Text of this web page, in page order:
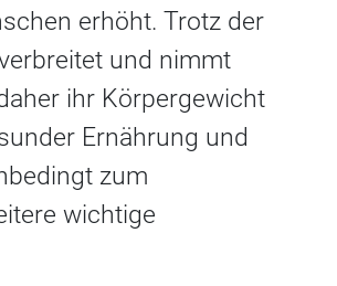
erhöht. Trotz der
und nimmt
ihr Körpergewicht
Ernährung und
zum
wichtige